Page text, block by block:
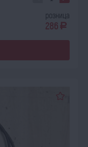
розница
286 a